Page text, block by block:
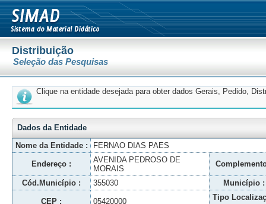
Distribuição
Seleção das Pesquisas
Clique na entidade desejada para obter dados Gerais, Pedido,
Dados da Entidade
Nome da Entidade :
FERNAO DIAS PAES
Endereço :
AVENIDA PEDROSO DE
MORAIS
Cód.Município : 355030 Município :
CEP : 05420000
Tipo